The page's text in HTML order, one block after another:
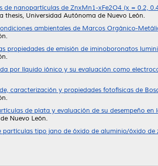
de nanopartículas de ZnxMn1-xFe2O4 (x = 0.2,
thesis, Universidad Autónoma de Nuevo León.
ambientales de Marcos Orgánico-
propiedades de emisión de iminoboronatos
por líquido iónico y su evaluación como
caracterización y propiedades fotofísicas de
de plata y evaluación de su desempeño
Nuevo León.
partículas tipo jano de óxido de aluminio/óxido